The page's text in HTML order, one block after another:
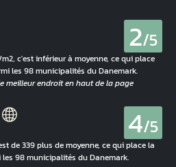
2/5
c'est inférieur à moyenne, ce qui place
les 98 municipalités du Danemark.
4/5
de 339 plus de moyenne, ce qui place la
98 municipalités du Danemark.